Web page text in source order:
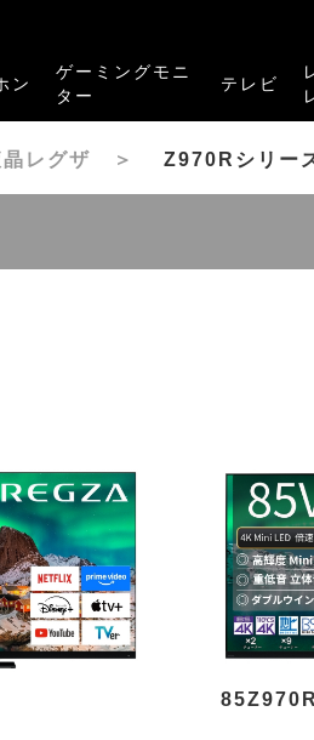
ン
シリーズ
ゲーミングモニ
ター
RM-27G5SR
RM-G245R
RM-G278R
RM-G277R
テレビ
4K有機EL
4K Mini
4K液晶レ
ハイビジ
リファー
レグザ ＞ Z970Rシリー
85Z970R